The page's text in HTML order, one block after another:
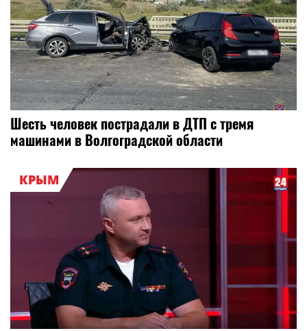
Шесть человек пострадали в ДТП с тремя
машинами в Волгоградской области
КРЫМ